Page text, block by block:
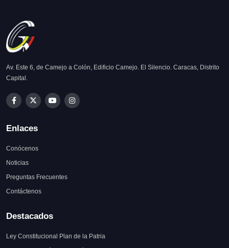
Av. Este 6, de Camejo a Colón, Edificio Camejo. El Silencio. Caracas, Distrito
Capital.
Enlaces
Conócenos
Noticias
Preguntas Frecuentes
Contáctenos
Destacados
Ley Constitucional Plan de la Patria